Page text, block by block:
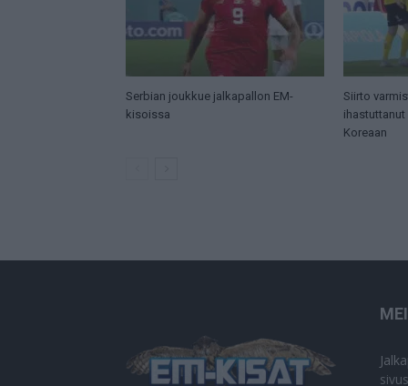
Serbian joukkue jalkapallon EM-
kisoissa
Siirto
Koreaan